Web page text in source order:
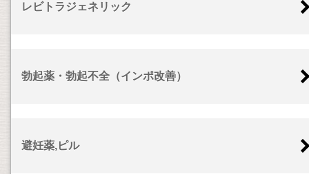
レビトラジェネリック
勃起薬・勃起不全（インポ改善）
避妊薬,ピル